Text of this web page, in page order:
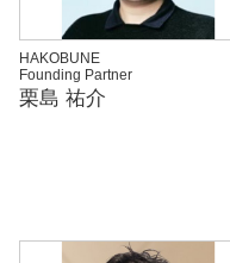
HAKOBUNE
Founding Partner
栗島 祐介